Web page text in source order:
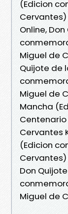
(Edicion
Online,
Miguel de
Quijote de
Miguel de
Mancha
Cervantes
(Edicion
Cervantes)
Don
Miguel de